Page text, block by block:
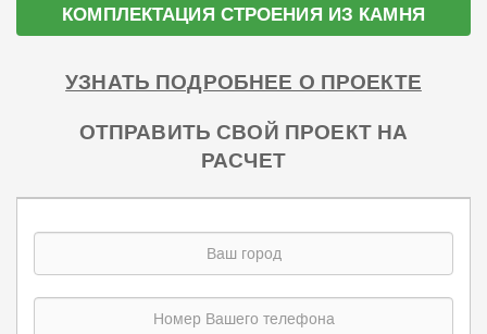
КОМПЛЕКТАЦИЯ СТРОЕНИЯ ИЗ КАМНЯ
УЗНАТЬ ПОДРОБНЕЕ О ПРОЕКТЕ
ОТПРАВИТЬ СВОЙ ПРОЕКТ НА
РАСЧЕТ